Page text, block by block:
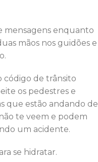
mensagens enquanto
mãos nos guidões e
código de trânsito
os pedestres e
que estão andando de
te veem e podem
um acidente.
se hidratar.